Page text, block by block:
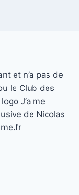
et n’a pas de
le Club des
J’aime
de Nicolas